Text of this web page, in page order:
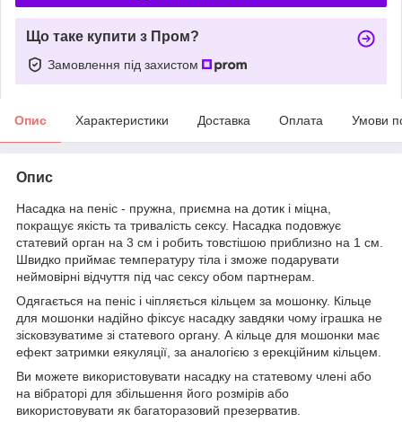
Що таке купити з Пром?
Замовлення під захистом
Опис Характеристики Доставка Оплата Умови
Опис
Насадка на пеніс - пружна, приємна на дотик і міцна,
покращує якість та тривалість сексу. Насадка подовжує
статевий орган на 3 см і робить товстішою приблизно на 1 см.
Швидко приймає температуру тіла і зможе подарувати
неймовірні відчуття під час сексу обом партнерам.
Одягається на пеніс і чіпляється кільцем за мошонку. Кільце
для мошонки надійно фіксує насадку завдяки чому іграшка не
зісковзуватиме зі статевого органу. А кільце для мошонки має
ефект затримки еякуляції, за аналогією з ерекційним кільцем.
Ви можете використовувати насадку на статевому члені або
на вібраторі для збільшення його розмірів або
використовувати як багаторазовий презерватив.